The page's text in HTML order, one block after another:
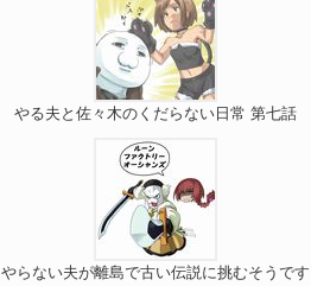
やる夫と佐々木のくだらない日常 第七話
やらない夫が離島で古い伝説に挑むそうです